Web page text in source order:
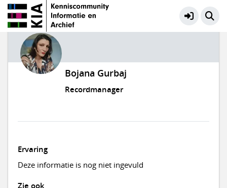
Bojana Gurbaj
Recordmanager
Ervaring
Deze informatie is nog niet ingevuld
Zie ook